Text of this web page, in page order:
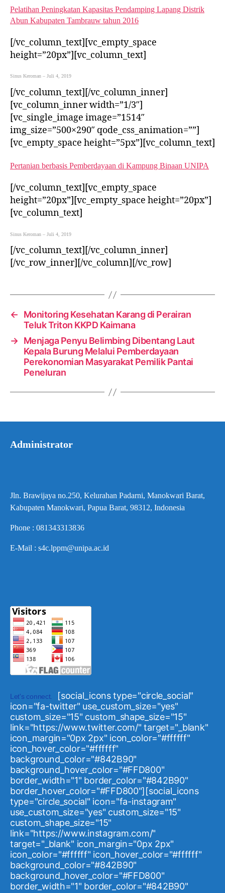
Pelatihan Peningkatan Kapasitas Pendamping Lapang Distrik
Abun Kabupaten Tambrauw tahun 2016
[/vc_column_text][vc_empty_space
height=”20px”][vc_column_text]
Sinus Keroman – Juli 4, 2019
[/vc_column_text][/vc_column_inner]
[vc_column_inner width=”1/3″]
[vc_single_image image=”1514″
img_size=”500×290″ qode_css_animation=””]
[vc_empty_space height=”5px”][vc_column_text]
Pertanian berbasis Pemberdayaan di Kampung Binaan UNIPA
[/vc_column_text][vc_empty_space
height=”20px”][vc_empty_space height=”20px”]
[vc_column_text]
Sinus Keroman – Juli 4, 2019
[/vc_column_text][/vc_column_inner]
[/vc_row_inner][/vc_column][/vc_row]
←
Monitoring Kesehatan Karang di Perairan
Teluk Triton KKPD Kaimana
→ Menjaga Penyu Belimbing Dibentang Laut
Kepala Burung Melalui Pemberdayaan
Perekonomian Masyarakat Pemilik Pantai
Peneluran
Administrator
Jln. Brawijaya no.250, Kelurahan Padarni, Manokwari Barat,
Kabupaten Manokwari, Papua Barat, 98312, Indonesia
Phone : 081343313836
E-Mail : s4c.lppm@unipa.ac.id
Let's connect.
[social_icons type="circle_social"
icon="fa-twitter" use_custom_size="yes"
custom_size="15" custom_shape_size="15"
link="https://www.twitter.com/" target="_blank"
icon_margin="0px 2px" icon_color="#ffffff"
icon_hover_color="#ffffff"
background_color="#842B90"
background_hover_color="#FFD800"
border_width="1" border_color="#842B90"
border_hover_color="#FFD800"][social_icons
type="circle_social" icon="fa-instagram"
use_custom_size="yes" custom_size="15"
custom_shape_size="15"
link="https://www.instagram.com/"
target="_blank" icon_margin="0px 2px"
icon_color="#ffffff" icon_hover_color="#ffffff"
background_color="#842B90"
background_hover_color="#FFD800"
border_width="1" border_color="#842B90"